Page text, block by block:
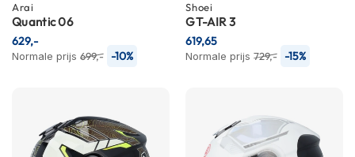
u
r
o
h
Arai
Quantic 06
Normale prijs 699,- -10%
629,-
Shoei
GT-AIR 3
Normale prijs 729,- -15%
619,65